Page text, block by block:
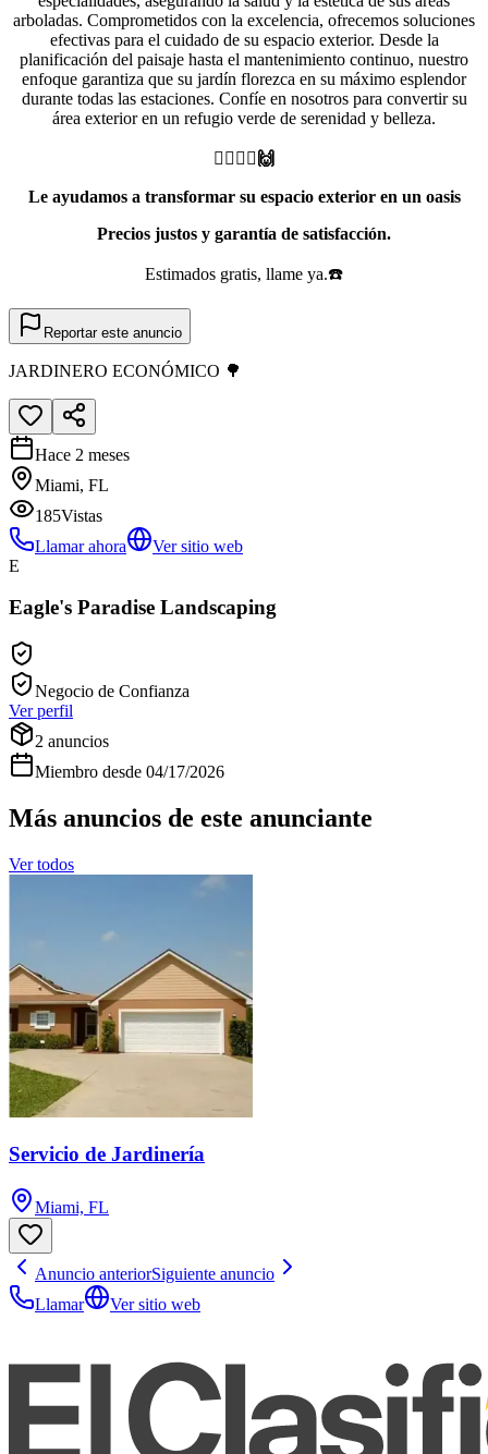
arboladas. Comprometidos con la excelencia, ofrecemos soluciones
efectivas para el cuidado de su espacio exterior. Desde la
planificación del paisaje hasta el mantenimiento continuo, nuestro
enfoque garantiza que su jardín florezca en su máximo esplendor
durante todas las estaciones. Confíe en nosotros para convertir su
área exterior en un refugio verde de serenidad y belleza.
👷‍♂️🙋‍♂️🙌
Le ayudamos a transformar su espacio exterior en un oasis
Precios justos y garantía de satisfacción.
Estimados gratis, llame ya.☎️
Reportar este anuncio
JARDINERO ECONÓMICO 🌳
Hace 2 meses
Miami, FL
185Vistas
Llamar ahora
Ver sitio web
E
Eagle's Paradise Landscaping
Negocio de Confianza
Ver perfil
2 anuncios
Miembro desde 04/17/2026
Más anuncios de este anunciante
Ver todos
Servicio de Jardinería
Miami, FL
Anuncio anteriorSiguiente anuncio
Llamar
Ver sitio web